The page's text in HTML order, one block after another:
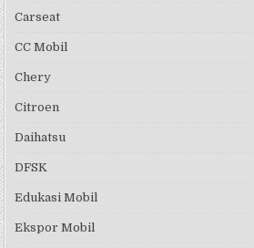
Carseat
CC Mobil
Chery
Citroen
Daihatsu
DFSK
Edukasi Mobil
Ekspor Mobil